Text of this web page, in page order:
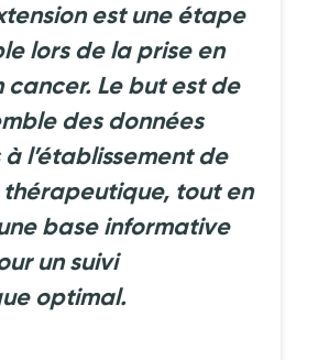
est une étape
lors de la prise en
cancer. Le but est de
des données
l’établissement de
tout en
base informative
un suivi
optimal.